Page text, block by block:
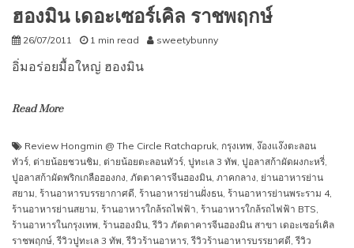
ฮองมิน เดอะเซอร์เคิล ราชพฤกษ์
26/07/2011 1 min read sweetybunny
อิ่มอร่อยมื้อใหญ่ ฮองมิน
Read More
Review Hongmin @ The Circle Ratchapruk, กรุงเทพ, ง๊องแง๊งตะลอน
ทัวร์, ต่ายน้อยชวนชิม, ต่ายน้อยตะลอนทัวร์, ปูทะเล 3 ทัพ, ปูอลาสก้าผัดผงกะหรี่,
ปูอลาสก้าผัดพริกเกลือฮองกง, ภัตตาคารจีนฮองมิน, ภาคกลาง, ย่านอาหารย่าน
สยาม, ร้านอาหารบรรยากาศดี, ร้านอาหารย่านฝั่งธน, ร้านอาหารย่านพระราม 4,
ร้านอาหารย่านสยาม, ร้านอาหารใกล้รถไฟฟ้า, ร้านอาหารใกล้รถไฟฟ้า BTS,
ร้านอาหารในกรุงเทพ, ร้านฮองมิน,รีวิว ภัตตาคารจีนฮองมิน สาขา เดอะเซอร์เคิล
ราชพฤกษ์,รีวิวปูทะเล 3 ทัพ,รีวิวร้านอาหาร,รีวิวร้านอาหารบรรยาศดี,รีวิว